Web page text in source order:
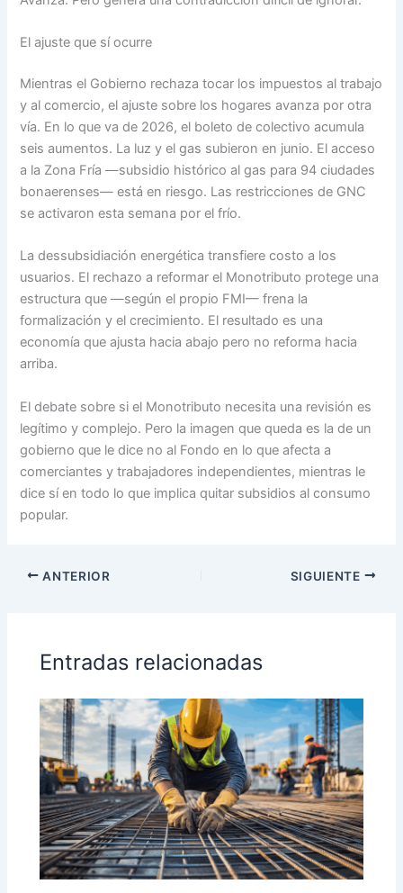
El ajuste que sí ocurre
Mientras el Gobierno rechaza tocar los impuestos al trabajo
y al comercio, el ajuste sobre los hogares avanza por otra
vía. En lo que va de 2026, el boleto de colectivo acumula
seis aumentos. La luz y el gas subieron en junio. El acceso
a la Zona Fría —subsidio histórico al gas para 94 ciudades
bonaerenses— está en riesgo. Las restricciones de GNC
se activaron esta semana por el frío.
La dessubsidiación energética transfiere costo a los
usuarios. El rechazo a reformar el Monotributo protege una
estructura que —según el propio FMI— frena la
formalización y el crecimiento. El resultado es una
economía que ajusta hacia abajo pero no reforma hacia
arriba.
El debate sobre si el Monotributo necesita una revisión es
legítimo y complejo. Pero la imagen que queda es la de un
gobierno que le dice no al Fondo en lo que afecta a
comerciantes y trabajadores independientes, mientras le
dice sí en todo lo que implica quitar subsidios al consumo
popular.
ANTERIOR SIGUIENTE
Entradas relacionadas